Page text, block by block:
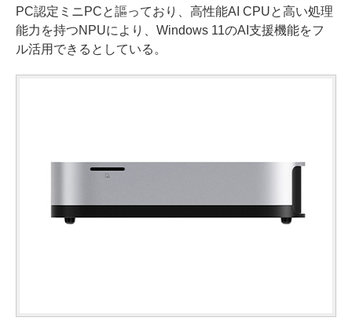
PC認定ミニPCと謳っており、高性能AI CPUと高い処理
能力を持つNPUにより、Windows 11のAI支援機能をフ
ル活用できるとしている。